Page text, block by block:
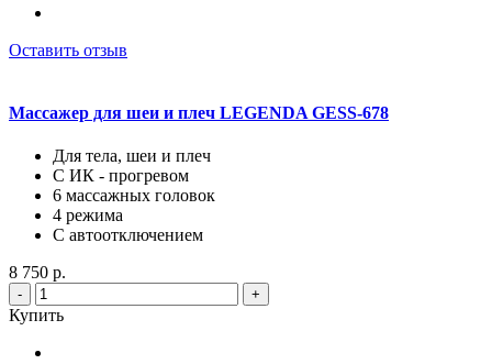
Оставить отзыв
Массажер для шеи и плеч LEGENDA GESS-678
Для тела, шеи и плеч
С ИК - прогревом
6 массажных головок
4 режима
С автоотключением
8 750 р.
- +
Купить